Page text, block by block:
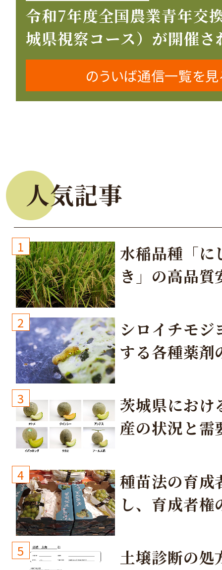
令和7年度全国農業青年交
城県視察コース）が開催さ
のういば通信一覧を
人気記事
1
水稲品種「に
き」の高品質
2
シロイチモジ
する各種薬剤
3
茨城県におけ
産の状況と需
4
種苗法の育成
し、育成者権
しょう！
5
土壌診断の処